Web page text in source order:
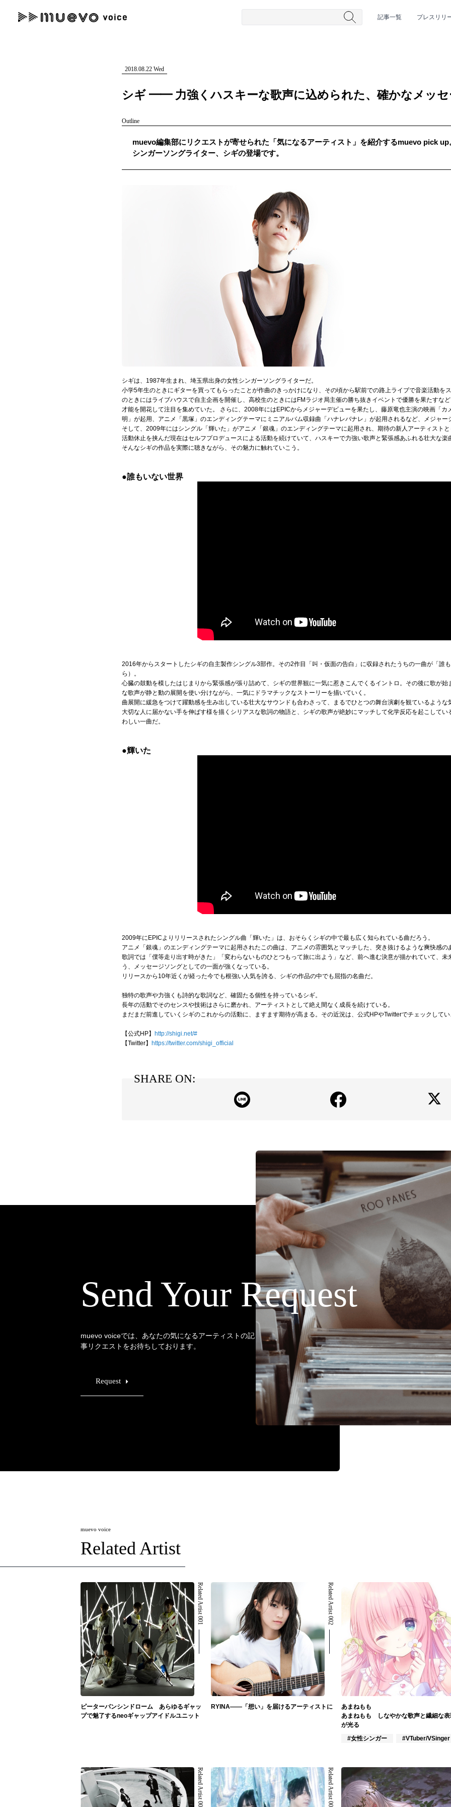
記事一覧 プレスリリ
"読者の声を形にする”音楽特化メディア
2018.08.22 Wed
シギ ━━ 力強くハスキーな歌声に込められた、確かなメッセ
Outline
muevo編集部にリクエストが寄せられた「気になるアーティスト」を紹介するmuevo pick
シンガーソングライター、シギの登場です。
シギは、1987年生まれ、埼玉県出身の女性シンガーソングライターだ。
小学5年生のときにギターを買ってもらったことが作曲のきっかけになり、その頃から駅前での路上ライブで音楽活動を
のときにはライブハウスで自主企画を開催し、高校生のときにはFMラジオ局主催の勝ち抜きイベントで優勝を果たすな
才能を開花して注目を集めていた。 さらに、2008年にはEPICからメジャーデビューを果たし、藤原竜也主演の映画「カ
明」が起用、アニメ「黒塚」のエンディングテーマにミニアルバム収録曲「ハナレバナレ」が起用されるなど、メジャー
そして、2009年にはシングル「輝いた」がアニメ「銀魂」のエンディングテーマに起用され、期待の新人アーティストと
活動休止を挟んだ現在はセルフプロデュースによる活動を続けていて、ハスキーで力強い歌声と緊張感あふれる壮大な楽
そんなシギの作品を実際に聴きながら、その魅力に触れていこう。
●誰もいない世界
2016年からスタートしたシギの自主製作シングル3部作。その2作目「叫・仮面の告白」に収録されたうちの一曲が「誰
ら）。
心臓の鼓動を模したはじまりから緊張感が張り詰めて、シギの世界観に一気に惹きこんでくるイントロ。その後に歌が
な歌声が静と動の展開を使い分けながら、一気にドラマチックなストーリーを描いていく。
曲展開に緩急をつけて躍動感を生み出している壮大なサウンドも合わさって、まるでひとつの舞台演劇を観ているような
大切な人に届かない手を伸ばす様を描くシリアスな歌詞の物語と、シギの歌声が絶妙にマッチして化学反応を起こしてい
わしい一曲だ。
●輝いた
2009年にEPICよりリリースされたシングル曲「輝いた」は、おそらくシギの中で最も広く知られている曲だろう。
アニメ「銀魂」のエンディングテーマに起用されたこの曲は、アニメの雰囲気とマッチした、突き抜けるような爽快感の
歌詞では「僕等走り出す時がきた」「変わらないものひとつもって旅に出よう」など、前へ進む決意が描かれていて、
う、メッセージソングとしての一面が強くなっている。
リリースから10年近くが経った今でも根強い人気を誇る、シギの作品の中でも屈指の名曲だ。
独特の歌声や力強くも詩的な歌詞など、確固たる個性を持っているシギ。
長年の活動でそのセンスや技術はさらに磨かれ、アーティストとして絶え間なく成長を続けている。
まだまだ前進していくシギのこれからの活動に、ますます期待が高まる。その近況は、公式HPやTwitterでチェックしてい
【公式HP】
http://shigi.net/#
【Twitter】
https://twitter.com/shigi_official
SHARE ON:
Send Your Request
muevo voiceでは、あなたの気になるアーティストの記
事リクエストをお待ちしております。
Request
muevo voice
Related Artist
Related Artist 001
ピーターパンシンドローム あらゆるギャッ
プで魅了するneoギャップアイドルユニット
Related Artist 002
RYINA――「想い」を届けるアーティストに
あまねもも
あまねもも しなやかな歌声と繊細な表
が光る
#女性シンガー
#VTuber/VSinger
Related Artist 005 Related Artist 006